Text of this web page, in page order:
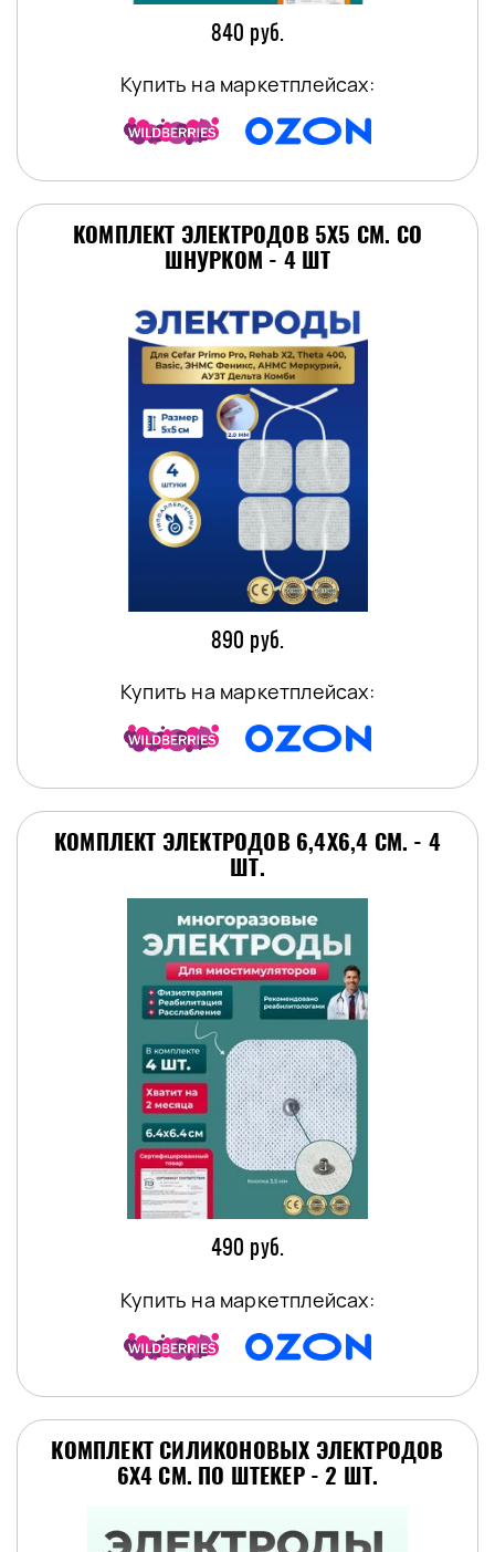
840 руб.
Купить на маркетплейсах:
КОМПЛЕКТ ЭЛЕКТРОДОВ 5Х5 СМ. СО
ШНУРКОМ - 4 ШТ
890 руб.
Купить на маркетплейсах:
КОМПЛЕКТ ЭЛЕКТРОДОВ 6,4Х6,4 СМ. - 4
ШТ.
490 руб.
Купить на маркетплейсах:
КОМПЛЕКТ СИЛИКОНОВЫХ ЭЛЕКТРОДОВ
6Х4 СМ. ПО ШТЕКЕР - 2 ШТ.